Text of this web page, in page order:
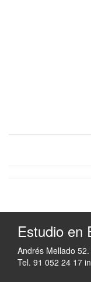
Estudio en
Andrés Mellado
Tel. 91 052 24 17